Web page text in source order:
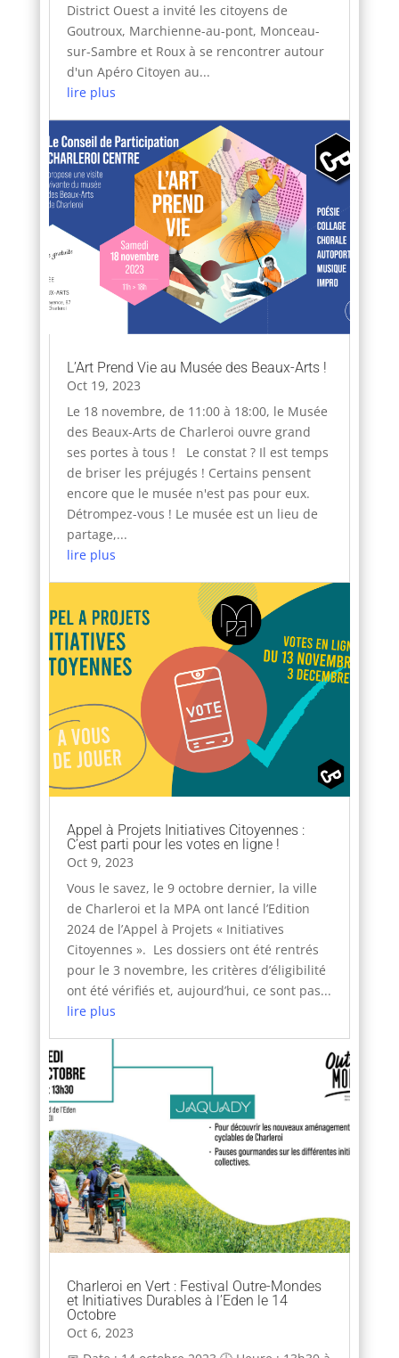
District Ouest a invité les citoyens de
Goutroux, Marchienne-au-pont, Monceau-
sur-Sambre et Roux à se rencontrer autour
d'un Apéro Citoyen au...
lire plus
L’Art Prend Vie au Musée des Beaux-Arts !
Oct 19, 2023
Le 18 novembre, de 11:00 à 18:00, le Musée
des Beaux-Arts de Charleroi ouvre grand
ses portes à tous ! Le constat ? Il est temps
de briser les préjugés ! Certains pensent
encore que le musée n'est pas pour eux.
Détrompez-vous ! Le musée est un lieu de
partage,...
lire plus
Appel à Projets Initiatives Citoyennes :
C’est parti pour les votes en ligne !
Oct 9, 2023
Vous le savez, le 9 octobre dernier, la ville
de Charleroi et la MPA ont lancé l’Edition
2024 de l’Appel à Projets « Initiatives
Citoyennes ». Les dossiers ont été rentrés
pour le 3 novembre, les critères d’éligibilité
ont été vérifiés et, aujourd’hui, ce sont pas...
lire plus
Charleroi en Vert : Festival Outre-Mondes
et Initiatives Durables à l’Eden le 14
Octobre
Oct 6, 2023